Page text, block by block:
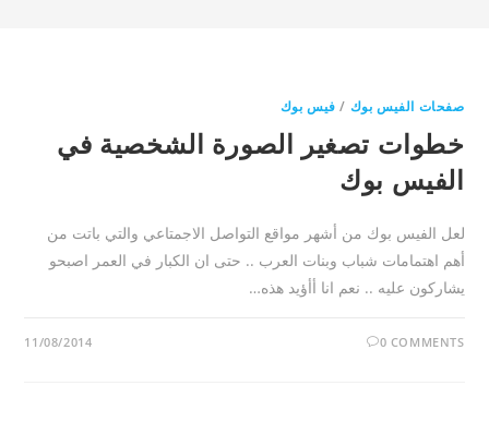
صفحات الفيس بوك / فيس بوك
خطوات تصغير الصورة الشخصية في
الفيس بوك
لعل الفيس بوك من أشهر مواقع التواصل الاجمتاعي والتي باتت من
أهم اهتمامات شباب وبنات العرب .. حتى ان الكبار في العمر اصبحو
يشاركون عليه .. نعم انا أأؤيد هذه…
0 COMMENTS
11/08/2014